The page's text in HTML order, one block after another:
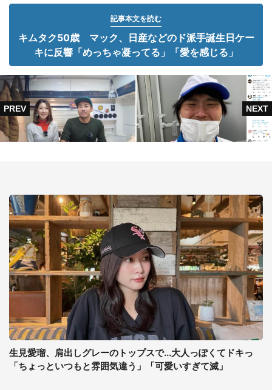
記事本文を読む
キムタク50歳 マック、日産などのド派手誕生日ケー
キに反響「めっちゃ凝ってる」「愛を感じる」
生見愛瑠、肩出しグレーのトップスで...大人っぽくてドキっ
「ちょっといつもと雰囲気違う」「可愛いすぎて滅」